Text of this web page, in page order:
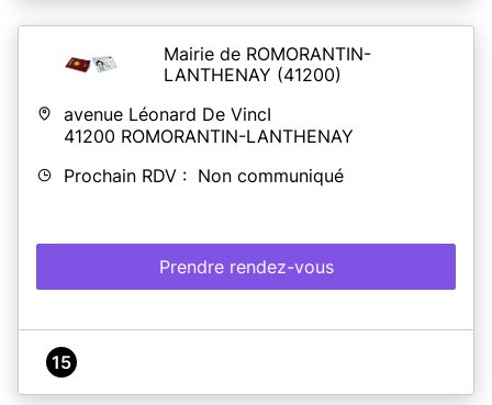
Mairie de ROMORANTIN-
LANTHENAY (41200)
avenue Léonard De VincI
41200 ROMORANTIN-LANTHENAY
Prochain RDV : Non communiqué
Prendre rendez-vous
15